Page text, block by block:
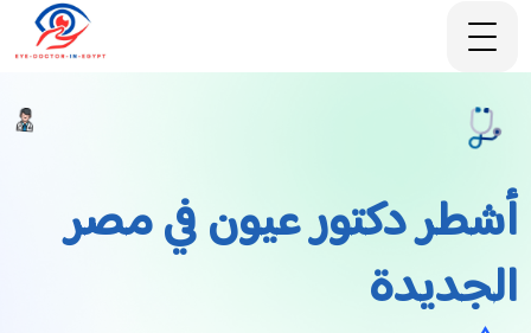
أشطر دكتور عيون في مصر
الجديدة